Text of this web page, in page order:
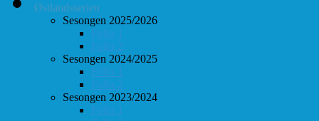
Østlandsserien
Sesongen 2025/2026
Follo 1
Follo 2
Sesongen 2024/2025
Follo 1
Follo 2
Sesongen 2023/2024
Follo 1